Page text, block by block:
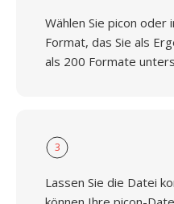
Wählen Sie picon oder
Format, das Sie als
als 200 Formate
3
Lassen Sie die Datei